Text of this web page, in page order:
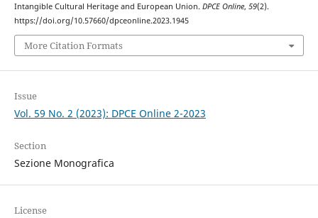
Intangible Cultural Heritage and European Union. DPCE Online, 59(2).
https://doi.org/10.57660/dpceonline.2023.1945
More Citation Formats
Issue
Vol. 59 No. 2 (2023): DPCE Online 2-2023
Section
Sezione Monografica
License